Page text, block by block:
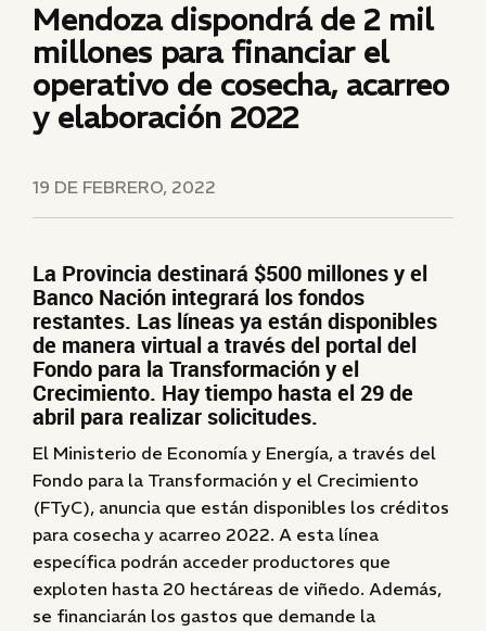
Mendoza dispondrá de 2 mil
millones para financiar el
operativo de cosecha, acarreo
y elaboración 2022
19 DE FEBRERO, 2022
La Provincia destinará $500 millones y el
Banco Nación integrará los fondos
restantes. Las líneas ya están disponibles
de manera virtual a través del portal del
Fondo para la Transformación y el
Crecimiento. Hay tiempo hasta el 29 de
abril para realizar solicitudes.
El Ministerio de Economía y Energía, a través del
Fondo para la Transformación y el Crecimiento
(FTyC), anuncia que están disponibles los créditos
para cosecha y acarreo 2022. A esta línea
específica podrán acceder productores que
exploten hasta 20 hectáreas de viñedo. Además,
se financiarán los gastos que demande la